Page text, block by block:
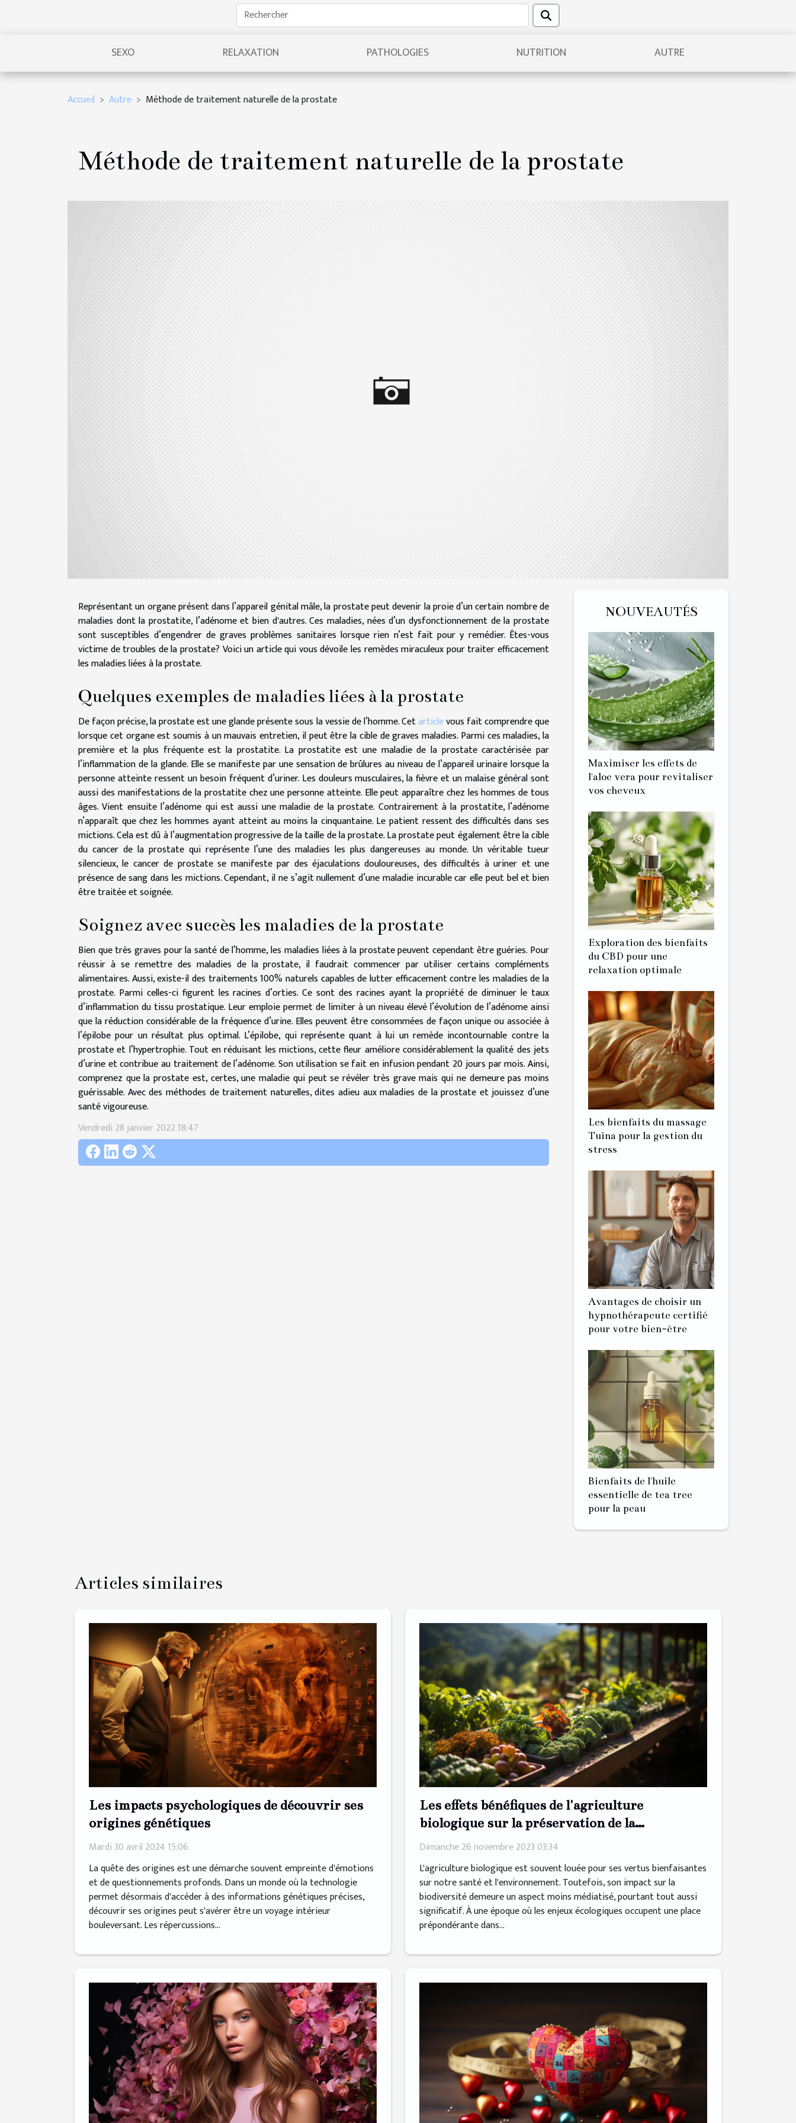
SEXO RELAXATION PATHOLOGIES NUTRITION AUTRE
Accueil Autre Méthode de traitement naturelle de la prostate
Méthode de traitement naturelle de la prostate
Représentant un organe présent dans l’appareil génital mâle, la prostate peut devenir la proie d’un certain nombre de
maladies dont la prostatite, l’adénome et bien d'autres. Ces maladies, nées d’un dysfonctionnement de la prostate
sont susceptibles d’engendrer de graves problèmes sanitaires lorsque rien n’est fait pour y remédier. Êtes-vous
victime de troubles de la prostate? Voici un article qui vous dévoile les remèdes miraculeux pour traiter efficacement
les maladies liées à la prostate.
Quelques exemples de maladies liées à la prostate
De façon précise, la prostate est une glande présente sous la vessie de l’homme. Cetarticlevous fait comprendre que
lorsque cet organe est soumis à un mauvais entretien, il peut être la cible de graves maladies. Parmi ces maladies, la
première et la plus fréquente est la prostatite. La prostatite est une maladie de la prostate caractérisée par
l’inflammation de la glande. Elle se manifeste par une sensation de brûlures au niveau de l’appareil urinaire lorsque la
personne atteinte ressent un besoin fréquent d’uriner. Les douleurs musculaires, la fièvre et un malaise général sont
aussi des manifestations de la prostatite chez une personne atteinte. Elle peut apparaître chez les hommes de tous
âges. Vient ensuite l’adénome qui est aussi une maladie de la prostate. Contrairement à la prostatite, l’adénome
n’apparaît que chez les hommes ayant atteint au moins la cinquantaine. Le patient ressent des difficultés dans ses
mictions. Cela est dû à l’augmentation progressive de la taille de la prostate. La prostate peut également être la cible
du cancer de la prostate qui représente l’une des maladies les plus dangereuses au monde. Un véritable tueur
silencieux, le cancer de prostate se manifeste par des éjaculations douloureuses, des difficultés à uriner et une
présence de sang dans les mictions. Cependant, il ne s’agit nullement d’une maladie incurable car elle peut bel et bien
être traitée et soignée.
Soignez avec succès les maladies de la prostate
Bien que très graves pour la santé de l’homme, les maladies liées à la prostate peuvent cependant être guéries. Pour
réussir à se remettre des maladies de la prostate, il faudrait commencer par utiliser certains compléments
alimentaires. Aussi, existe-il des traitements 100% naturels capables de lutter efficacement contre les maladies de la
prostate. Parmi celles-ci figurent les racines d’orties. Ce sont des racines ayant la propriété de diminuer le taux
d’inflammation du tissu prostatique. Leur emploie permet de limiter à un niveau élevé l’évolution de l’adénome ainsi
que la réduction considérable de la fréquence d’urine. Elles peuvent être consommées de façon unique ou associée à
l’épilobe pour un résultat plus optimal. L’épilobe, qui représente quant à lui un remède incontournable contre la
prostate et l’hypertrophie. Tout en réduisant les mictions, cette fleur améliore considérablement la qualité des jets
d’urine et contribue au traitement de l’adénome. Son utilisation se fait en infusion pendant 20 jours par mois. Ainsi,
comprenez que la prostate est, certes, une maladie qui peut se révéler très grave mais qui ne demeure pas moins
guérissable. Avec des méthodes de traitement naturelles, dites adieu aux maladies de la prostate et jouissez d’une
santé vigoureuse.
Vendredi 28 janvier 2022 18:47
NOUVEAUTÉS
Maximiser les effets de
l'aloe vera pour revitaliser
vos cheveux
Exploration des bienfaits
du CBD pour une
relaxation optimale
Les bienfaits du massage
Tuina pour la gestion du
stress
Avantages de choisir un
hypnothérapeute certifié
pour votre bien-être
Bienfaits de l'huile
essentielle de tea tree
pour la peau
Articles similaires
Les impacts psychologiques de découvrir ses
origines génétiques
Mardi 30 avril 2024 15:06
La quête des origines est une démarche souvent empreinte d'émotions
et de questionnements profonds. Dans un monde où la technologie
permet désormais d'accéder à des informations génétiques précises,
découvrir ses origines peut s'avérer être un voyage intérieur
bouleversant. Les répercussions...
Les effets bénéfiques de l'agriculture
biologique sur la préservation de la
biodiversité
Dimanche 26 novembre 2023 03:34
L'agriculture biologique est souvent louée pour ses vertus bienfaisantes
sur notre santé et l'environnement. Toutefois, son impact sur la
biodiversité demeure un aspect moins médiatisé, pourtant tout aussi
significatif. À une époque où les enjeux écologiques occupent une place
prépondérante dans...